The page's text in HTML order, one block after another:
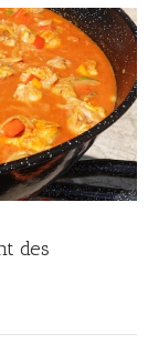
des